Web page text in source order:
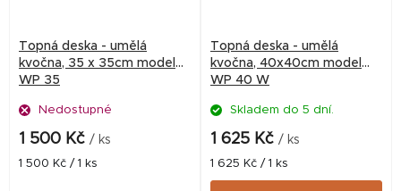
Topná deska - umělá
kvočna, 35 x 35cm model
WP 35
Nedostupné
1 500 Kč / ks
Měrná
1 500 Kč / 1 ks
Topná deska - umělá
kvočna, 40x40cm model
WP 40 W
Skladem do 5 dní.
1 625 Kč / ks
Měrná
cena:
1 625 Kč / 1 ks